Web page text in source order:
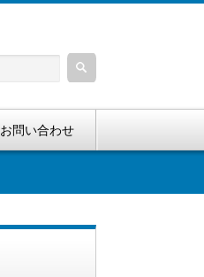
お問い合わせ